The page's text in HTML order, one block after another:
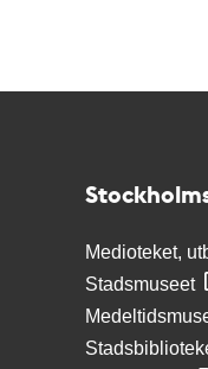
Medioteket,
Stadsmuseet